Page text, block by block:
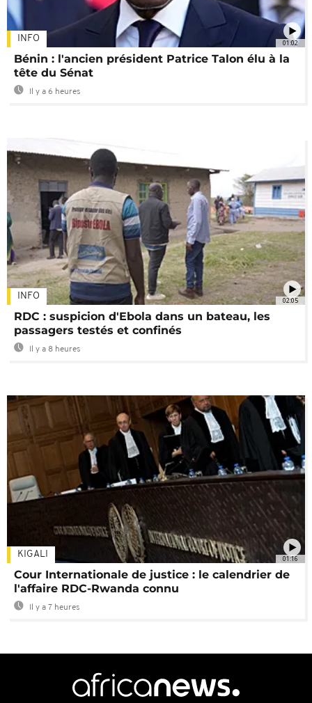
01:02
INFO
Bénin : l'ancien président Patrice Talon élu à la
tête du Sénat
Il y a 6 heures
02:05
INFO
RDC : suspicion d'Ebola dans un bateau, les
passagers testés et confinés
Il y a 8 heures
01:16
KIGALI
Cour Internationale de justice : le calendrier de
l'affaire RDC-Rwanda connu
Il y a 7 heures